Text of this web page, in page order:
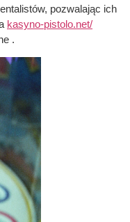
pozwalając ich
kasyno-pistolo.net/
.